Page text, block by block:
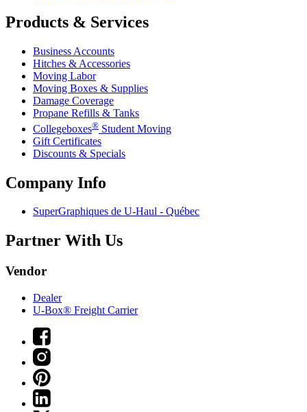
Products & Services
Business Accounts
Hitches & Accessories
Moving Labor
Moving Boxes & Supplies
Damage Coverage
Propane Refills & Tanks
Collegeboxes® Student Moving
Gift Certificates
Discounts & Specials
Company Info
SuperGraphiques de U-Haul - Québec
Partner With Us
Vendor
Dealer
U-Box® Freight Carrier